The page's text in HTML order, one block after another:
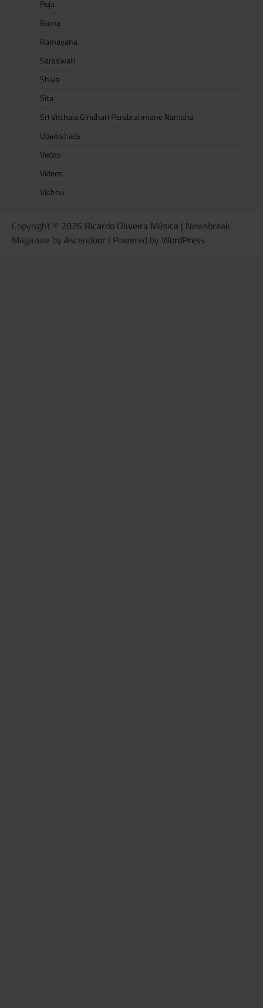
Puja
Rama
Ramayana
Saraswati
Shiva
Sita
Sri Vitthala Giridhari Parabrahmane Namaha
Upanishads
Vedas
Vídeos
Vishnu
Copyright © 2026 Ricardo Oliveira Música | Newsbreak
Magazine by Ascendoor | Powered by WordPress.